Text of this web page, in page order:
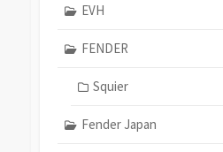
EVH
FENDER
Squier
Fender Japan